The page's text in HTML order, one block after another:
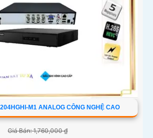
M1 ANALOG CÔNG NGHỆ CAO
Giá Bán: 1,760,000 ₫